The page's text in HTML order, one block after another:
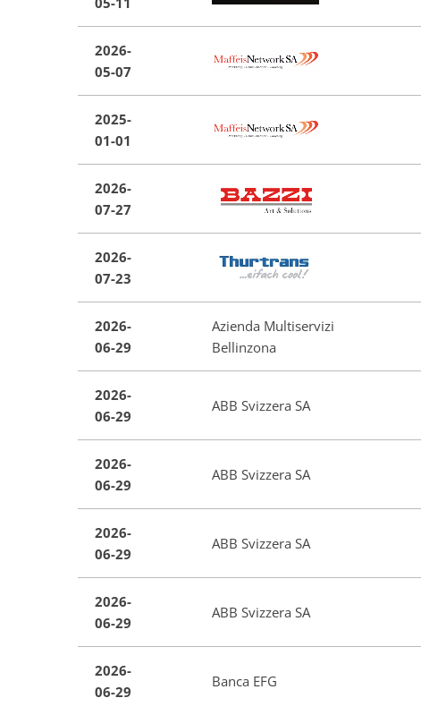
2026-
05-07
2025-
01-01
2026-
07-27
2026-
07-23
2026-
06-29
Azienda Multiservizi
Bellinzona
2026-
06-29
ABB Svizzera SA
2026-
06-29
ABB Svizzera SA
2026-
06-29
ABB Svizzera SA
2026-
06-29
ABB Svizzera SA
2026-
06-29
Banca EFG